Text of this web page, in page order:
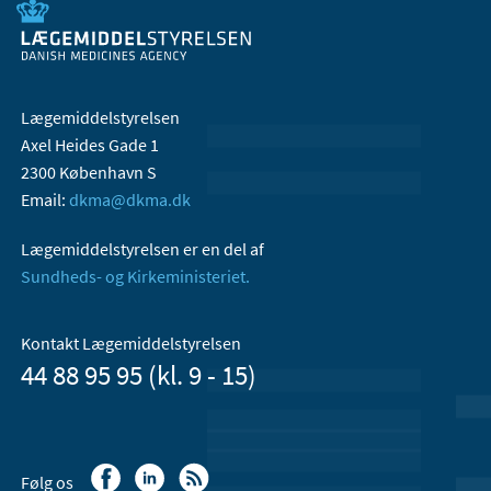
Lægemiddelstyrelsen
Axel Heides Gade 1
2300 København S
Email: dkma@dkma.dk
Lægemiddelstyrelsen er en del af
Sundheds- og Kirkeministeriet.
Kontakt Lægemiddelstyrelsen
44 88 95 95 (kl. 9 - 15)
Følg os